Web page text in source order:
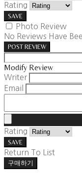
Rating
SAVE
Photo Review
No Reviews Have
POST REVIEW
Modify Review
Writer
Email
Rating
SAVE
Return To List
구매하기